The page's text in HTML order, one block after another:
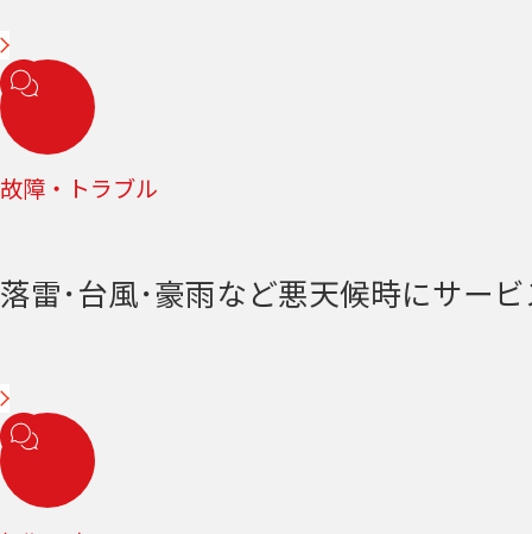
故障・トラブル
落雷･台風･豪雨など悪天候時にサー